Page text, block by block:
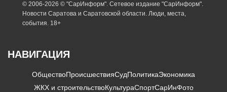
© 2006-2026 © "СарИнформ". Сетевое издание "СарИнформ".
Новости Саратова и Саратовской области. Люди, места,
события. 18+
НАВИГАЦИЯ
ОбществоПроисшествияСудПолитикаЭкономика
ЖКХ и строительствоКультураСпортСарИнФото